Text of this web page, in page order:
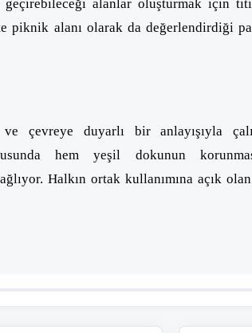
alanlar oluşturmak için
piknik alanı olarak da değerlendirdiği
çevreye duyarlı bir anlayışıyla
hem yeşil dokunun
Halkın ortak kullanımına açık